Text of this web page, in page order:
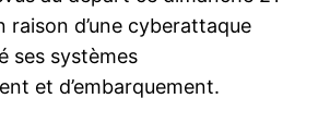
raison d’une cyberattaque
ses systèmes
et d’embarquement.